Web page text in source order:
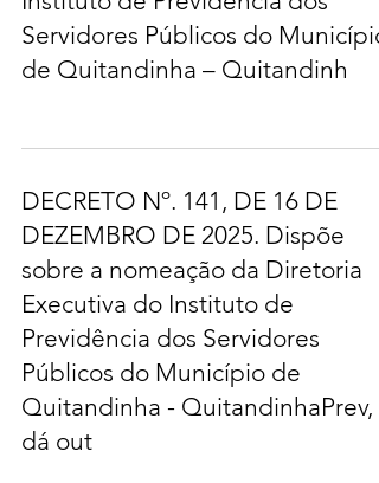
Servidores Públicos do Município
de Quitandinha – Quitandinh
DECRETO Nº. 141, DE 16 DE
DEZEMBRO DE 2025. Dispõe
sobre a nomeação da Diretoria
Executiva do Instituto de
Previdência dos Servidores
Públicos do Município de
Quitandinha - QuitandinhaPrev, e
dá out